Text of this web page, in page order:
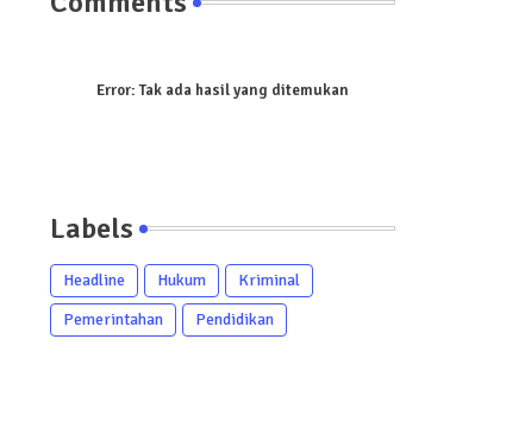
Error:Tak ada hasil yang ditemukan
Labels
Headline Hukum
Kriminal
Pemerintahan
Pendidikan